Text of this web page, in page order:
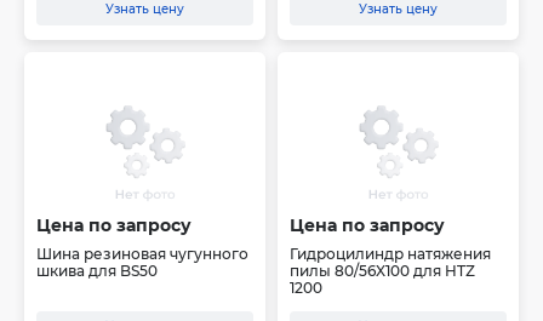
Узнать цену Узнать цену
Цена по запросу
Шина резиновая чугунного
шкива для BS50
Цена по запросу
Гидроцилиндр натяжения
пилы 80/56X100 для HTZ
1200